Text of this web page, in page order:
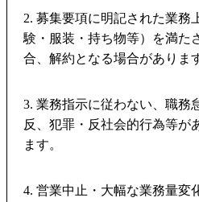
2. 募集要項に明記された業務
験・服装・持ち物等）を満た
合、解約となる場合がありま
3. 業務指示に従わない、職務
反、犯罪・反社会的行為等が
ます。
4. 営業中止・大幅な業務量変